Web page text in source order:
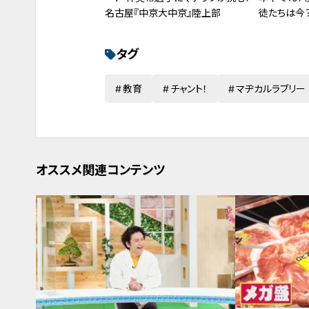
名古屋『中京大中京』陸上部
徒たちは今
タグ
教育 チャント！ マヂカルラブリー
オススメ関連コンテンツ